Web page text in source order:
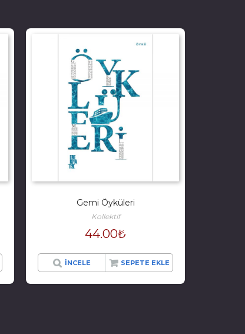
Gemi Öyküleri
Kollektif
44.00₺
İNCELE SEPETE EKLE